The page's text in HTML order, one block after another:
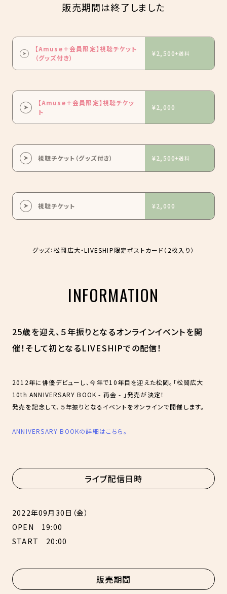
販売期間は終了しました
【Amuse＋会員限定】視聴チケット
（グッズ付き）
¥2,500+送料
【Amuse＋会員限定】視聴チケッ
ト
¥2,000
視聴チケット（グッズ付き） ¥2,500+送料
視聴チケット ¥2,000
グッズ：松岡広大・LIVESHIP限定ポストカード（2枚入り）
INFORMATION
25歳を迎え、５年振りとなるオンラインイベントを開
催！そして初となるLIVESHIPでの配信！
2012年に俳優デビューし、今年で10年目を迎えた松岡。「松岡広大
10th ANNIVERSARY BOOK - 再会 - 」発売が決定！
発売を記念して、５年振りとなるイベントをオンラインで開催します。
ANNIVERSARY BOOKの詳細はこちら。
ライブ配信日時
2022年09月30日（金）
OPEN 19:00
START 20:00
販売期間